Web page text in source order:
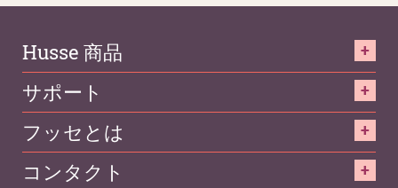
Husse 商品
サポート
フッセとは
コンタクト